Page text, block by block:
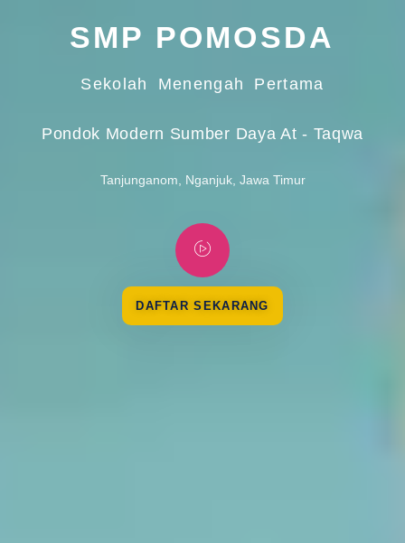
SMP POMOSDA
Sekolah Menengah Pertama
Pondok Modern Sumber Daya At - Taqwa
Tanjunganom, Nganjuk, Jawa Timur
DAFTAR SEKARANG